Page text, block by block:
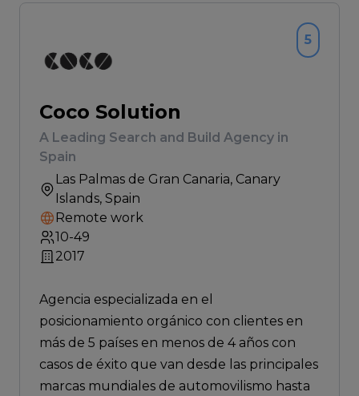
Coco Solution
A Leading Search and Build Agency in
Spain
Las Palmas de Gran Canaria, Canary
Islands, Spain
Remote work
10-49
2017
5
Agencia especializada en el
posicionamiento orgánico con clientes en
más de 5 países en menos de 4 años con
casos de éxito que van desde las principales
marcas mundiales de automovilismo hasta